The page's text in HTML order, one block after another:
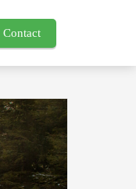
Contact